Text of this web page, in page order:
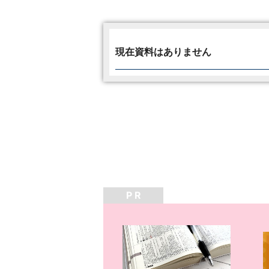
現在資料はありません
P R